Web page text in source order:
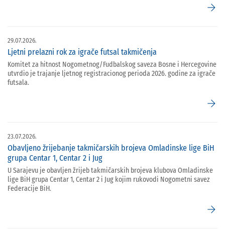
arrow_forward
29.07.2026.
Ljetni prelazni rok za igrače futsal takmičenja
Komitet za hitnost Nogometnog/Fudbalskog saveza Bosne i Hercegovine
utvrdio je trajanje ljetnog registracionog perioda 2026. godine za igrače
futsala.
arrow_forward
23.07.2026.
Obavljeno žrijebanje takmičarskih brojeva Omladinske lige BiH
grupa Centar 1, Centar 2 i Jug
U Sarajevu je obavljen žrijeb takmičarskih brojeva klubova Omladinske
lige BiH grupa Centar 1, Centar 2 i Jug kojim rukovodi Nogometni savez
Federacije BiH.
arrow_forward